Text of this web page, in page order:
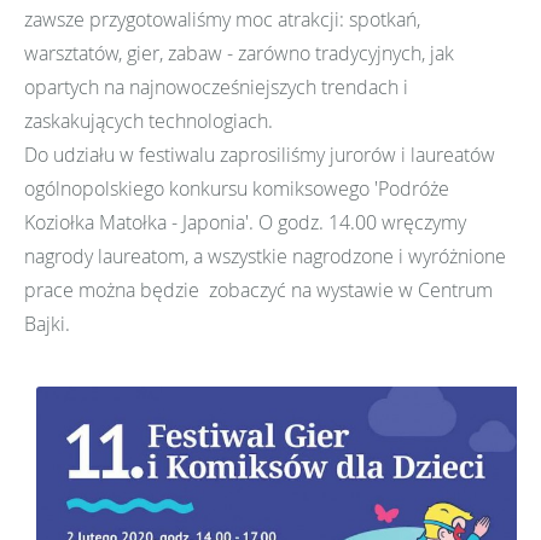
zawsze przygotowaliśmy moc atrakcji: spotkań,
warsztatów, gier, zabaw - zarówno tradycyjnych, jak
opartych na najnowocześniejszych trendach i
zaskakujących technologiach.
Do udziału w festiwalu zaprosiliśmy jurorów i laureatów
ogólnopolskiego konkursu komiksowego 'Podróże
Koziołka Matołka - Japonia'. O godz. 14.00 wręczymy
nagrody laureatom, a wszystkie nagrodzone i wyróżnione
prace można będzie zobaczyć na wystawie w Centrum
Bajki.